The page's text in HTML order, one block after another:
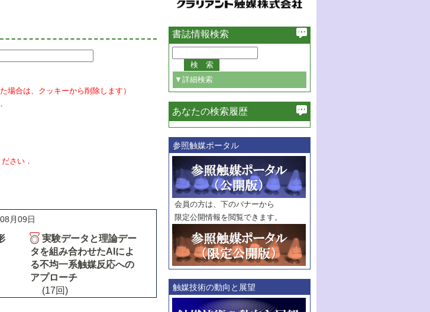
場合は、クッキーから削除します）
さい．
月09日
実験データと理論デー
タを組み合わせたAIによ
る不均一系触媒反応への
アプローチ
(17回)
書誌情報検索
▼詳細検索
必ず含む
巻・号指定
巻
号
範囲指定
巻
号～
巻
号
触媒年鑑
年度
記事種別
マーク：
マークあり
あなたの検索履歴
参照触媒ポータル
会員の方は、下のバナーから
限定公開情報を閲覧できます。
触媒技術の動向と展望